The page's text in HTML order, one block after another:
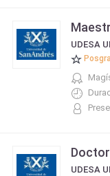
UDESA
UDESA